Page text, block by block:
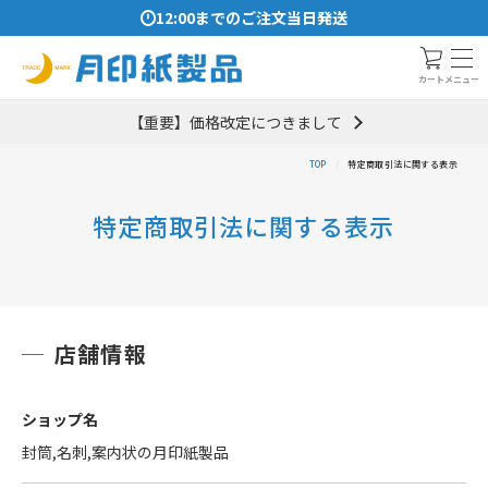
12:00までのご注文当日発送
カート メニュー
【重要】価格改定につきまして
TOP 特定商取引法に関する表示
特定商取引法に関する表示
店舗情報
ショップ名
封筒,名刺,案内状の月印紙製品